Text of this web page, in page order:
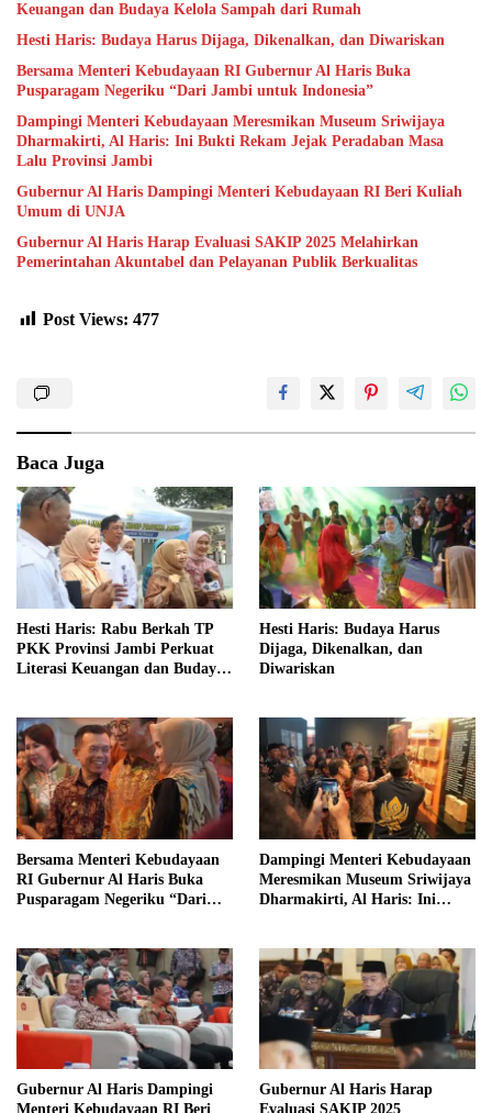
Keuangan dan Budaya Kelola Sampah dari Rumah
Hesti Haris: Budaya Harus Dijaga, Dikenalkan, dan Diwariskan
Bersama Menteri Kebudayaan RI Gubernur Al Haris Buka
Pusparagam Negeriku “Dari Jambi untuk Indonesia”
Dampingi Menteri Kebudayaan Meresmikan Museum Sriwijaya
Dharmakirti, Al Haris: Ini Bukti Rekam Jejak Peradaban Masa
Lalu Provinsi Jambi
Gubernur Al Haris Dampingi Menteri Kebudayaan RI Beri Kuliah
Umum di UNJA
Gubernur Al Haris Harap Evaluasi SAKIP 2025 Melahirkan
Pemerintahan Akuntabel dan Pelayanan Publik Berkualitas
Post Views: 477
Baca Juga
Hesti Haris: Rabu Berkah TP
PKK Provinsi Jambi Perkuat
Literasi Keuangan dan Budaya
Hesti Haris: Budaya Harus
Dijaga, Dikenalkan, dan
Diwariskan
Bersama Menteri Kebudayaan
RI Gubernur Al Haris Buka
Pusparagam Negeriku “Dari
Dampingi Menteri Kebudayaan
Meresmikan Museum Sriwijaya
Dharmakirti, Al Haris: Ini
Gubernur Al Haris Dampingi
Menteri Kebudayaan RI Beri
Gubernur Al Haris Harap
Evaluasi SAKIP 2025